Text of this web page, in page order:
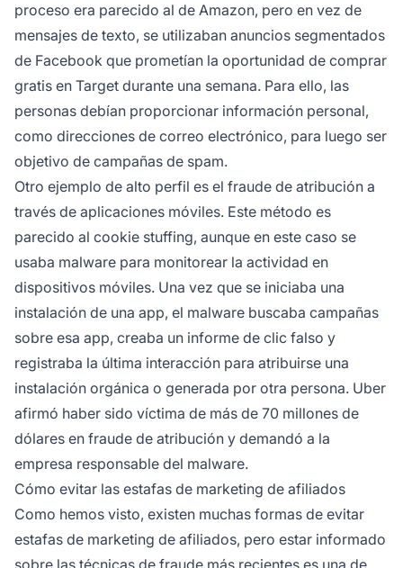
proceso era parecido al de Amazon, pero en vez de
mensajes de texto, se utilizaban anuncios segmentados
de Facebook que prometían la oportunidad de comprar
gratis en Target durante una semana. Para ello, las
personas debían proporcionar información personal,
como direcciones de correo electrónico, para luego ser
objetivo de campañas de spam.
Otro ejemplo de alto perfil es el fraude de atribución a
través de aplicaciones móviles. Este método es
parecido al cookie stuffing, aunque en este caso se
usaba malware para monitorear la actividad en
dispositivos móviles. Una vez que se iniciaba una
instalación de una app, el malware buscaba campañas
sobre esa app, creaba un informe de clic falso y
registraba la última interacción para atribuirse una
instalación orgánica o generada por otra persona. Uber
afirmó haber sido víctima de más de 70 millones de
dólares en fraude de atribución y demandó a la
empresa responsable del malware.
Cómo evitar las estafas de marketing de afiliados
Como hemos visto, existen muchas formas de evitar
estafas de marketing de afiliados, pero estar informado